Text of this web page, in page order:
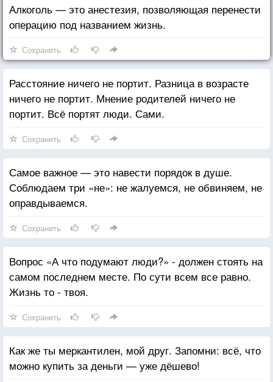
Алкоголь — это анестезия, позволяющая перенести
операцию под названием жизнь.
Сохранить
Расстояние ничего не портит. Разница в возрасте
ничего не портит. Мнение родителей ничего не
портит. Всё портят люди. Сами.
Сохранить
Самое важное — это навести порядок в душе.
Соблюдаем три «не»: не жалуемся, не обвиняем, не
оправдываемся.
Сохранить
Вопрос «А что подумают люди?» - должен стоять на
самом последнем месте. По сути всем все равно.
Жизнь то - твоя.
Сохранить
Как же ты меркантилен, мой друг. Запомни: всё, что
можно купить за деньги — уже дёшево!